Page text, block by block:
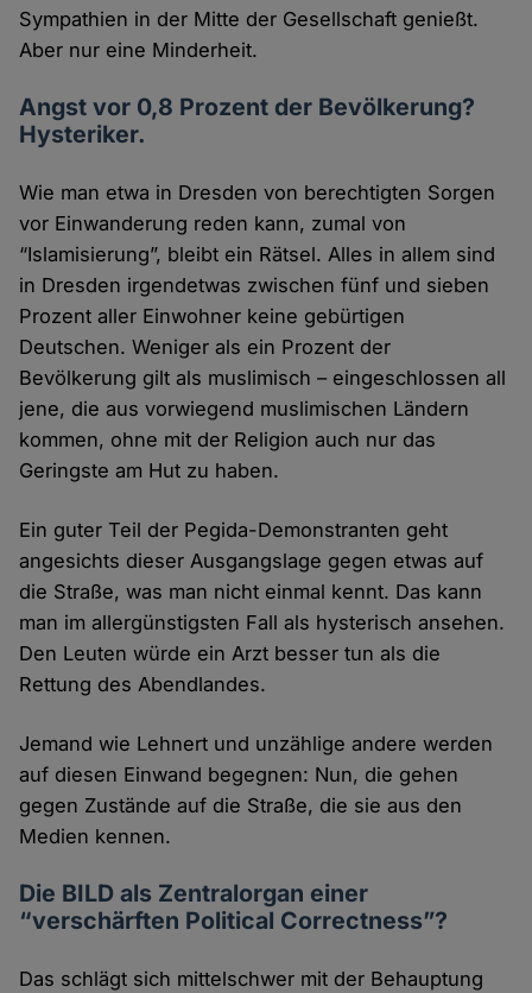
Sympathien in der Mitte der Gesellschaft genießt.
Aber nur eine Minderheit.
Angst vor 0,8 Prozent der Bevölkerung?
Hysteriker.
Wie man etwa in Dresden von berechtigten Sorgen
vor Einwanderung reden kann, zumal von
“Islamisierung”, bleibt ein Rätsel. Alles in allem sind
in Dresden irgendetwas zwischen fünf und sieben
Prozent aller Einwohner keine gebürtigen
Deutschen. Weniger als ein Prozent der
Bevölkerung gilt als muslimisch – eingeschlossen all
jene, die aus vorwiegend muslimischen Ländern
kommen, ohne mit der Religion auch nur das
Geringste am Hut zu haben.
Ein guter Teil der Pegida-Demonstranten geht
angesichts dieser Ausgangslage gegen etwas auf
die Straße, was man nicht einmal kennt. Das kann
man im allergünstigsten Fall als hysterisch ansehen.
Den Leuten würde ein Arzt besser tun als die
Rettung des Abendlandes.
Jemand wie Lehnert und unzählige andere werden
auf diesen Einwand begegnen: Nun, die gehen
gegen Zustände auf die Straße, die sie aus den
Medien kennen.
Die BILD als Zentralorgan einer
“verschärften Political Correctness”?
Das schlägt sich mittelschwer mit der Behauptung